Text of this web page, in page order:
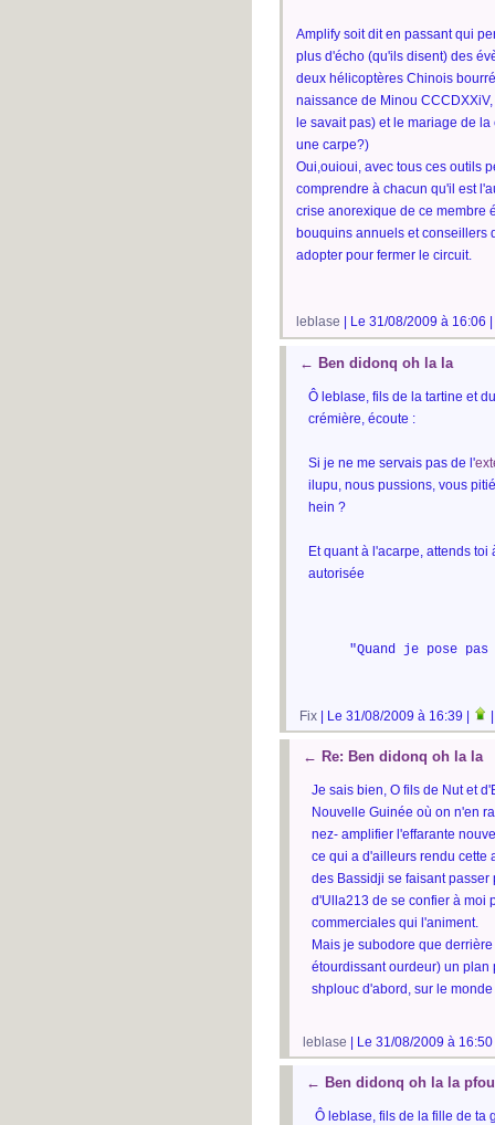
Amplify soit dit en passant qui
plus d'écho (qu'ils disent) des
deux hélicoptères Chinois
naissance de Minou
le savait pas) et le mariage de
une carpe?)
Oui,ouioui, avec tous ces outils
comprendre à chacun qu'il est
crise anorexique de ce membre
bouquins annuels et conseillers
adopter pour fermer le circuit.
leblase | Le 31/08/2009 à 16:06 |
← Ben didonq oh la la
Ô leblase, fils de la tartine et
crémière, écoute :
Si je ne me servais pas de l'
ilupu, nous pussions, vous
hein ?
Et quant à l'acarpe, attends
autorisée
"Quand je pose
Fix | Le 31/08/2009 à 16:39 |
← Re: Ben didonq oh la la
Je sais bien, O fils de Nut et
Nouvelle Guinée où on n'en
nez- amplifier l'effarante
ce qui a d'ailleurs rendu cette
des Bassidji se faisant
d'Ulla213 de se confier à moi
commerciales qui l'animent.
Mais je subodore que
étourdissant ourdeur) un
shplouc d'abord, sur le
leblase | Le 31/08/2009 à
← Ben didonq oh la la
Ô leblase, fils de la fille de ta